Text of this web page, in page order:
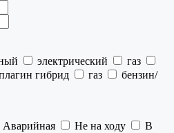
электрический
газ
гибрид газ
бензин/
Аварийная Не на ходу
В